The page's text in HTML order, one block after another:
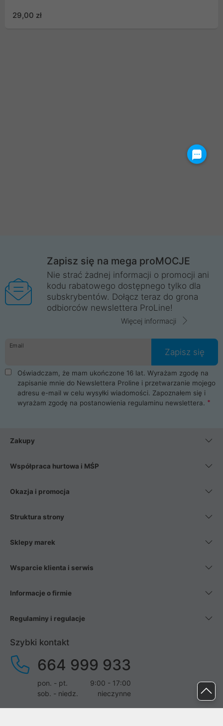
29,00 zł
Zapisz się na mega proMOCJE
Nie strać żadnej informacji o promocji ani
kodu rabatowego dostępnego tylko dla
subskrybentów. Dołącz teraz do grona
odbiorców newslettera ProLine!
Więcej informacji
Email
Zapisz się
Oświadczam, że mam ukończone 16 lat. Wyrażam zgodę na
zapisanie mnie do Newslettera Proline i przetwarzanie mojego
adresu e-mail w celu wysyłki wiadomości. Zapoznałem się i
wyrażam zgodę na postanowienia regulaminu newslettera.
Zakupy
Współpraca hurtowa i MŚP
Okazja i promocja
Struktura strony
Sklepy marek
Wsparcie klienta i serwis
Informacje o firmie
Regulaminy i regulacje
Szybki kontakt
664 999 933
pon. - pt.
9:00 - 17:00
sob. - niedz.
nieczynne